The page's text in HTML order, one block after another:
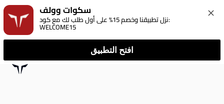
سكوات وولف
نزل تطبيقنا وخصم 15% على أول طلب لك مع كود:
WELCOME15
افتح التطبيق